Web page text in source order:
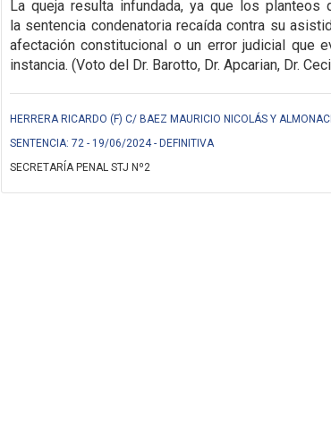
La queja resulta infundada, ya que los planteos
la sentencia condenatoria recaída contra su
afectación constitucional o un error judicial que
instancia. (Voto del Dr. Barotto, Dr. Apcarian, Dr.
HERRERA RICARDO (F) C/ BAEZ MAURICIO NICOLÁS Y
SENTENCIA: 72 - 19/06/2024 - DEFINITIVA
SECRETARÍA PENAL STJ Nº2